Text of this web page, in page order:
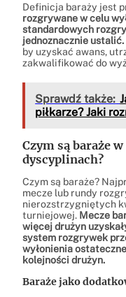
Definicja baraży jest
rozgrywane w celu
standardowych
jednoznacznie ustalić.
by uzyskać awans,
zakwalifikować do
Sprawdź także:
piłkarze? Jaki
Czym są baraże
dyscyplinach?
Czym są baraże?
mecze lub rundy
nierozstrzygniętych
turniejowej. Mecze
więcej drużyn
system rozgrywek
wyłonienia
kolejności drużyn.
Baraże jako